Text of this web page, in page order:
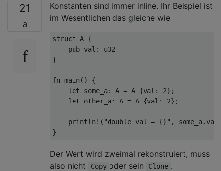
21
Konstanten sind immer inline. Ihr Beispiel ist
im Wesentlichen das gleiche wie
struct A {
pub val :
u32
}
fn main ()
{
let some_a: A = A {val : 2};
let other_a: A = A {val : 2};
println! ( "double val = {}" , some_a.
}
Der Wert wird zweimal rekonstruiert, muss
also nicht
Copy oder sein Clone .